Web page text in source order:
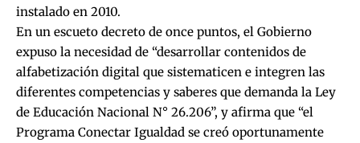
instalado en 2010.
En un escueto decreto de once puntos, el Gobierno
expuso la necesidad de “desarrollar contenidos de
alfabetización digital que sistematicen e integren las
diferentes competencias y saberes que demanda la Ley
de Educación Nacional N° 26.206”, y afirma que “el
Programa Conectar Igualdad se creó oportunamente